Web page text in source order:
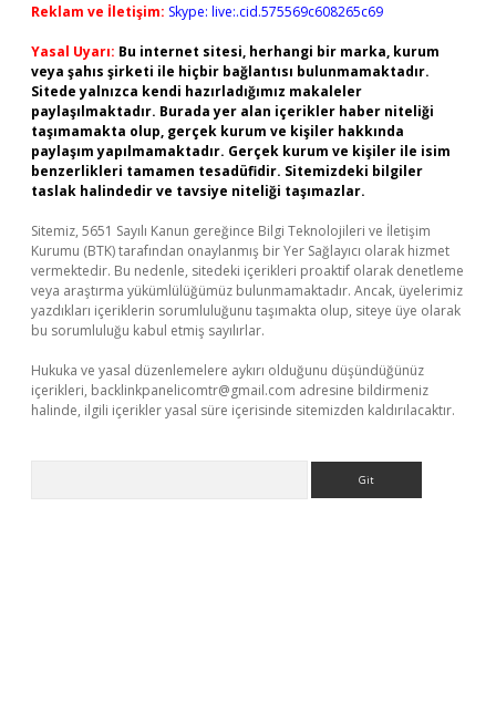
Reklam ve İletişim: Skype: live:.cid.575569c608265c69
Yasal Uyarı: Bu internet sitesi, herhangi bir marka, kurum
veya şahıs şirketi ile hiçbir bağlantısı bulunmamaktadır.
Sitede yalnızca kendi hazırladığımız makaleler
paylaşılmaktadır. Burada yer alan içerikler haber niteliği
taşımamakta olup, gerçek kurum ve kişiler hakkında
paylaşım yapılmamaktadır. Gerçek kurum ve kişiler ile isim
benzerlikleri tamamen tesadüfidir. Sitemizdeki bilgiler
taslak halindedir ve tavsiye niteliği taşımazlar.
Sitemiz, 5651 Sayılı Kanun gereğince Bilgi Teknolojileri ve İletişim
Kurumu (BTK) tarafından onaylanmış bir Yer Sağlayıcı olarak hizmet
vermektedir. Bu nedenle, sitedeki içerikleri proaktif olarak denetleme
veya araştırma yükümlülüğümüz bulunmamaktadır. Ancak, üyelerimiz
yazdıkları içeriklerin sorumluluğunu taşımakta olup, siteye üye olarak
bu sorumluluğu kabul etmiş sayılırlar.
Hukuka ve yasal düzenlemelere aykırı olduğunu düşündüğünüz
içerikleri, backlinkpanelicomtr@gmail.com adresine bildirmeniz
halinde, ilgili içerikler yasal süre içerisinde sitemizden kaldırılacaktır.